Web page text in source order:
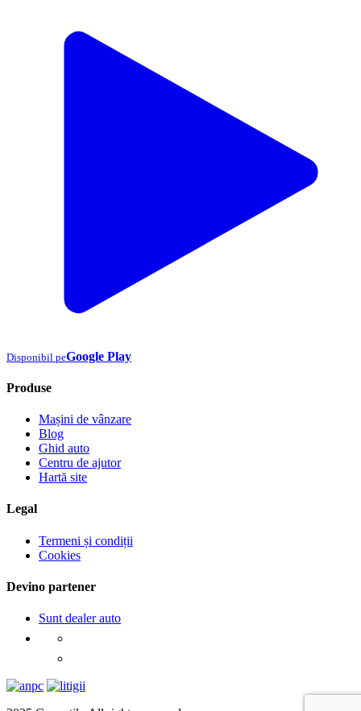
Disponibil peGoogle Play
Produse
Mașini de vânzare
Blog
Ghid auto
Centru de ajutor
Hartă site
Legal
Termeni și condiții
Cookies
Devino partener
Sunt dealer auto